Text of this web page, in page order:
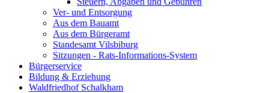
Ver- und Entsorgung
Aus dem Bauamt
Aus dem Bürgeramt
Standesamt Vilsbiburg
Sitzungen - Rats-Informations-System
Bürgerservice
Bildung & Erziehung
Waldfriedhof Schalkham